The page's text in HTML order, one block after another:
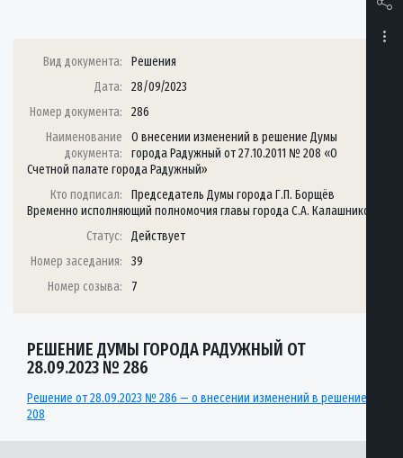
Вид документа:
Решения
Дата:
28/09/2023
Номер документа:
286
Наименование
документа:
О внесении изменений в решение Думы
города Радужный от 27.10.2011 № 208 «О
Счетной палате города Радужный»
Кто подписал:
Председатель Думы города Г.П. Борщёв
Временно исполняющий полномочия главы города С.А. Калашников
Статус:
Действует
Номер заседания:
39
Номер созыва:
7
РЕШЕНИЕ ДУМЫ ГОРОДА РАДУЖНЫЙ ОТ
28.09.2023 № 286
Решение от 28.09.2023 № 286 — о внесении изменений в решение
208